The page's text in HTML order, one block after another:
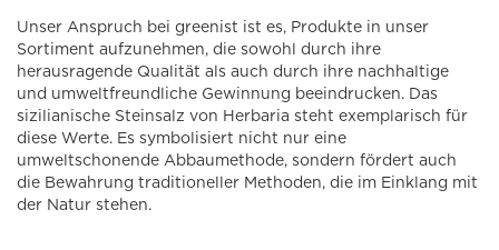
Unser Anspruch bei greenist ist es, Produkte in unser
Sortiment aufzunehmen, die sowohl durch ihre
herausragende Qualität als auch durch ihre nachhaltige
und umweltfreundliche Gewinnung beeindrucken. Das
sizilianische Steinsalz von Herbaria steht exemplarisch für
diese Werte. Es symbolisiert nicht nur eine
umweltschonende Abbaumethode, sondern fördert auch
die Bewahrung traditioneller Methoden, die im Einklang mit
der Natur stehen.